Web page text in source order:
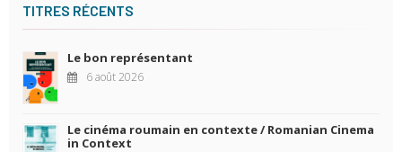
TITRES RÉCENTS
Le bon représentant
6 août 2026
Le cinéma roumain en contexte / Romanian Cinema
in Context